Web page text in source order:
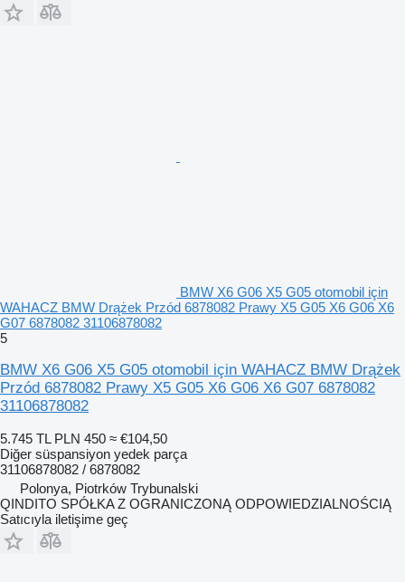
BMW X6 G06 X5 G05 otomobil için
WAHACZ BMW Drążek Przód 6878082 Prawy X5 G05 X6 G06 X6
G07 6878082 31106878082
5
BMW X6 G06 X5 G05 otomobil için WAHACZ BMW Drążek
Przód 6878082 Prawy X5 G05 X6 G06 X6 G07 6878082
31106878082
5.745 TL PLN 450 ≈ €104,50
Diğer süspansiyon yedek parça
31106878082 / 6878082
Polonya, Piotrków Trybunalski
QINDITO SPÓŁKA Z OGRANICZONĄ ODPOWIEDZIALNOŚCIĄ
Satıcıyla iletişime geç